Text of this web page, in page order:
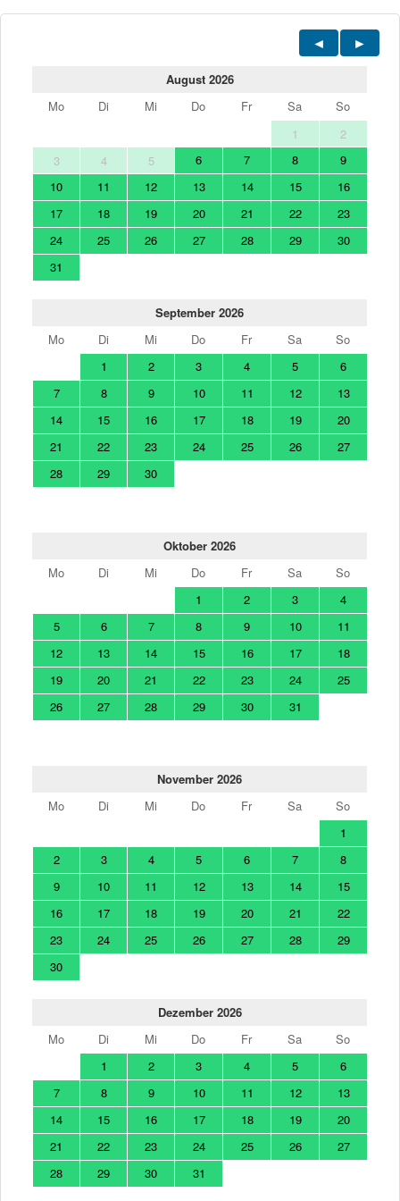
August 2026
Mo
Di Mi Do Fr Sa
So
1
2
3
4 5 6 7 8
9
10
11 12 13 14 15
16
17
18 19 20 21 22
23
24
25 26 27 28 29
30
31
September 2026
Mo
Di Mi Do Fr Sa
So
1
2 3 4 5
6
7
8 9 10 11 12
13
14
15 16 17 18 19
20
21
22 23 24 25 26
27
28
29 30
Oktober 2026
Mo
Di Mi Do Fr Sa
So
1
2 3
4
5
6 7 8 9 10
11
12
13 14 15 16 17
18
19
20 21 22 23 24
25
26
27 28 29 30 31
November 2026
Mo
Di Mi Do Fr Sa
So
1
2
3 4 5 6 7
8
9
10 11 12 13 14
15
16
17 18 19 20 21
22
23
24 25 26 27 28
29
30
Dezember 2026
Mo
Di Mi Do Fr Sa
So
1
2 3 4 5
6
7
8 9 10 11 12
13
14
15 16 17 18 19
20
21
22 23 24 25 26
27
28
29 30 31